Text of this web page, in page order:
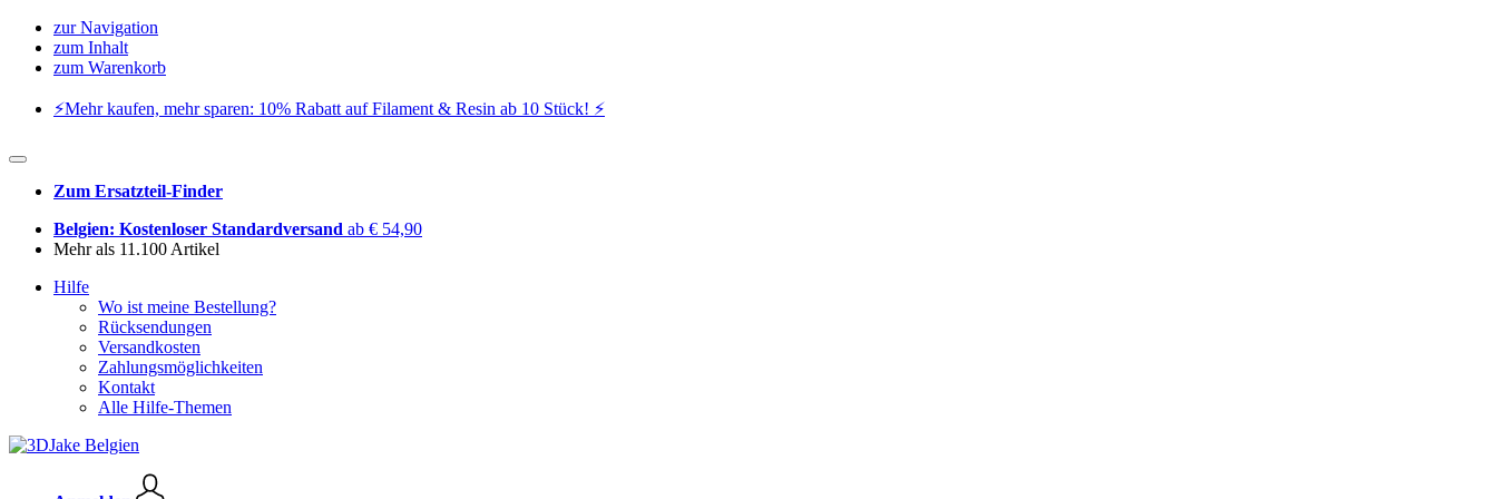
zur Navigation
zum Inhalt
zum Warenkorb
⚡️Mehr kaufen, mehr sparen: 10% Rabatt auf Filament & Resin ab 10 Stück! ⚡️
Zum Ersatzteil-Finder
Belgien: Kostenloser Standardversand ab € 54,90
Mehr als 11.100 Artikel
Hilfe
Wo ist meine Bestellung?
Rücksendungen
Versandkosten
Zahlungsmöglichkeiten
Kontakt
Alle Hilfe-Themen